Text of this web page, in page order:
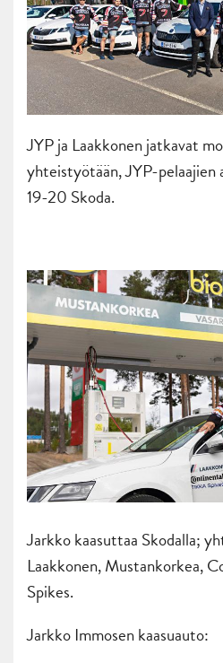
JYP ja Laakkonen jatkavat
yhteistyötään, JYP-pelaajien
19-20 Skoda.
Jarkko kaasuttaa Skodalla;
Laakkonen, Mustankorkea,
Spikes.
Jarkko Immosen kaasuauto: